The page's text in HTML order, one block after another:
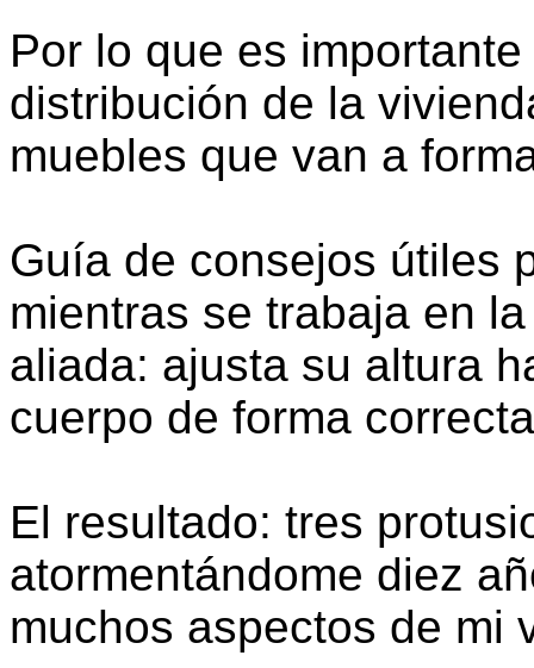
Por lo que es
distribución de la
muebles que van a
Guía de consejos útiles
mientras se trabaja en
aliada: ajusta su altura
cuerpo de forma
El resultado: tres
atormentándome diez
muchos aspectos de mi